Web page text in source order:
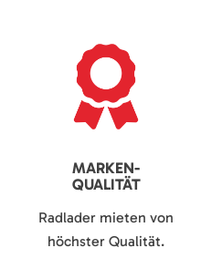
MARKEN-
QUALITÄT
Radlader mieten von
höchster Qualität.